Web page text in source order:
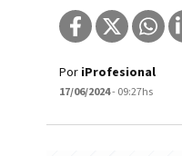
Por iProfesional
17/06/2024- 09:27hs